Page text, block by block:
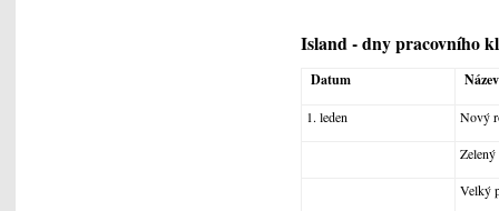
Island - dny pracovního
Datum Název
1. leden Nový
Velký